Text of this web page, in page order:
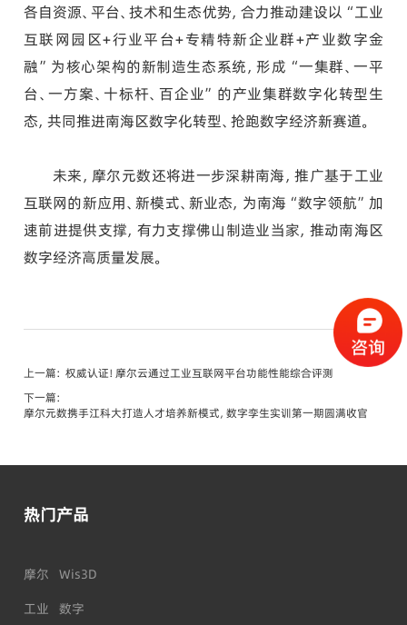
各自资源、平台、技术和生态优势，合力推动建设以“工业
互联网园区+行业平台+专精特新企业群+产业数字金
融”为核心架构的新制造生态系统，形成“一集群、一平
台、一方案、十标杆、百企业”的产业集群数字化转型生
态，共同推进南海区数字化转型、抢跑数字经济新赛道。
未来，摩尔元数还将进一步深耕南海，推广基于工业
互联网的新应用、新模式、新业态，为南海“数字领航”加
速前进提供支撑，有力支撑佛山制造业当家，推动南海区
数字经济高质量发展。
上一篇： 权威认证！摩尔云通过工业互联网平台功能性能综合评测
下一篇：
摩尔元数携手江科大打造人才培养新模式，数字孪生实训第一期圆满收官
热门产品
摩尔
工业
Wis3D
数字